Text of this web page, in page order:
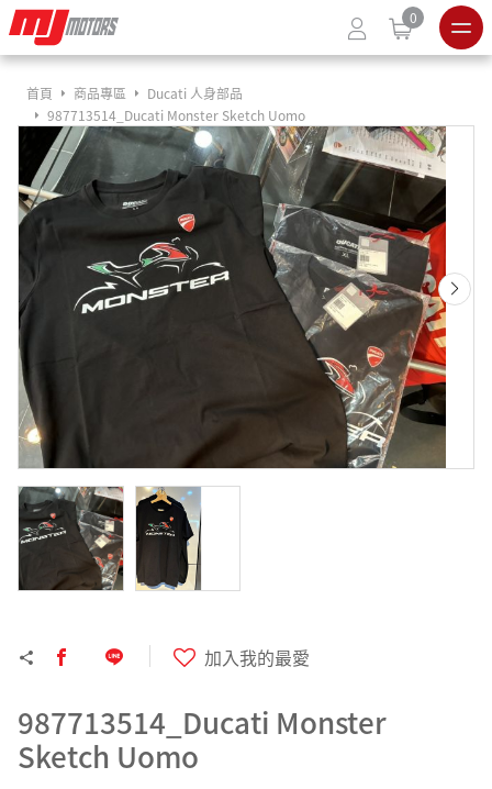
0
首頁 商品專區
Ducati 人身部品
987713514_Ducati Monster Sketch Uomo
加入我的最愛
987713514_Ducati Monster
Sketch Uomo